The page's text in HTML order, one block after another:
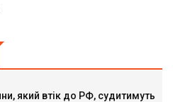
який втік до РФ, судитимуть